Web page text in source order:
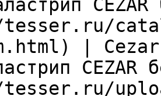
|
CEZAR